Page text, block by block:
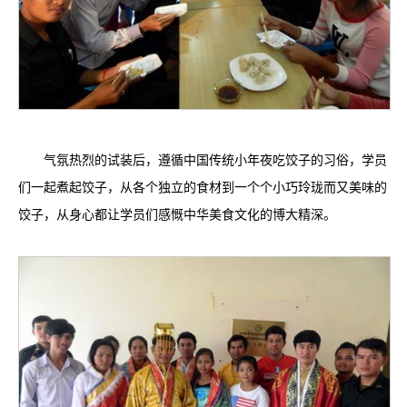
气氛热烈的试装后，遵循中国传统小年夜吃饺子的习俗，学员
们一起煮起饺子，从各个独立的食材到一个个小巧玲珑而又美味的
饺子，从身心都让学员们感慨中华美食文化的博大精深。